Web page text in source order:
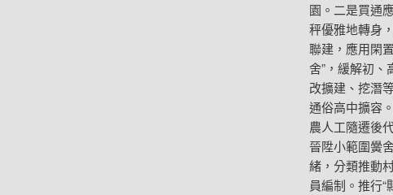
園。二是買通
秤優雅地轉身
聯建，應用閑
舍”，緩解初
改擴建、挖潛
通俗高中擴容
農人工隨遷後
晉陞小範圍黌
緒，分類推動
員編制。推行